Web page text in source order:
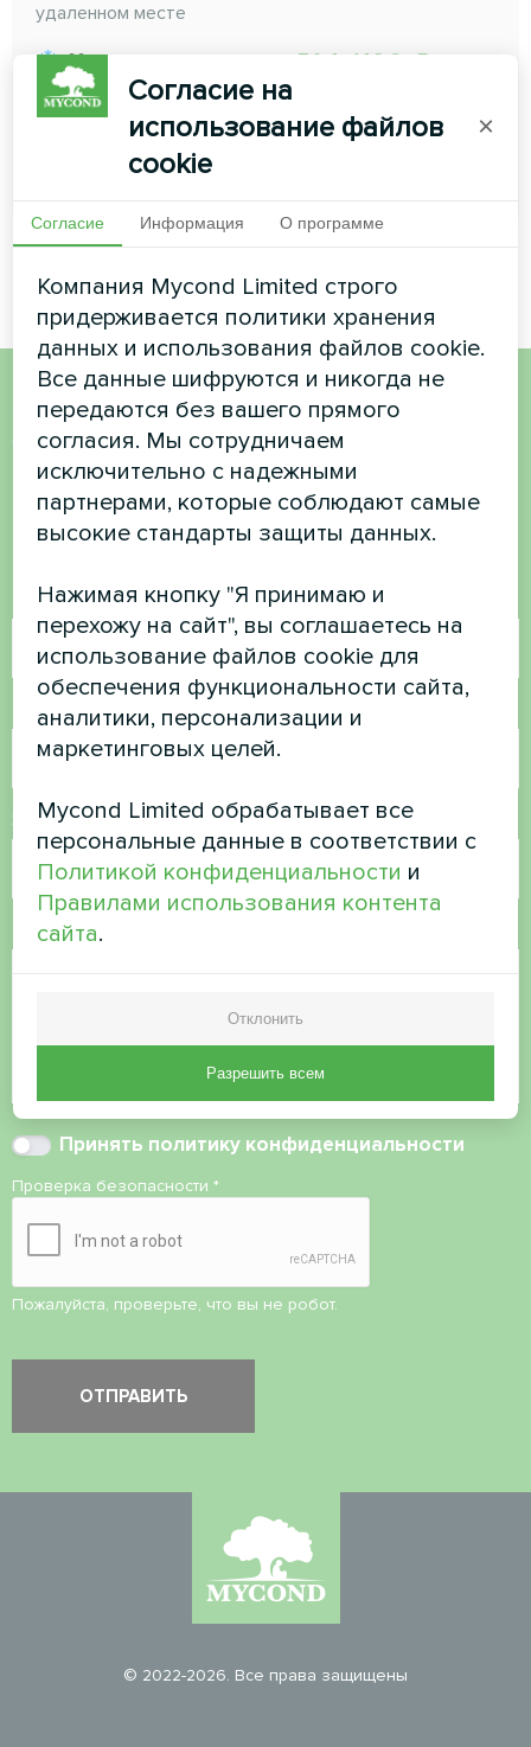
удаленном месте
Мощность охлаждения:
74,4 -149,2 кВт
Мощность обогрева:81,2 - 154,2 кВт
ЧИТАТЬ ДАЛЕЕ
Хотите купить или у вас
есть вопросы?
Свяжитесь с нами, и мы поможем вам
Имя
Номер телефона
Электронная почта
Комментарий
Принять политику конфиденциальности
Проверка безопасности *
Пожалуйста, проверьте, что вы не робот.
© 2022-2026. Все права защищены
Согласие на
использование файлов
cookie
×
Согласие Информация О программе
Компания Mycond Limited строго
придерживается политики хранения
данных и использования файлов cookie.
Все данные шифруются и никогда не
передаются без вашего прямого
согласия. Мы сотрудничаем
исключительно с надежными
партнерами, которые соблюдают самые
высокие стандарты защиты данных.
Нажимая кнопку "Я принимаю и
перехожу на сайт", вы соглашаетесь на
использование файлов cookie для
обеспечения функциональности сайта,
аналитики, персонализации и
маркетинговых целей.
Mycond Limited обрабатывает все
персональные данные в соответствии с
Политикой конфиденциальности и
Правилами использования контента
сайта.
Отклонить
Разрешить всем